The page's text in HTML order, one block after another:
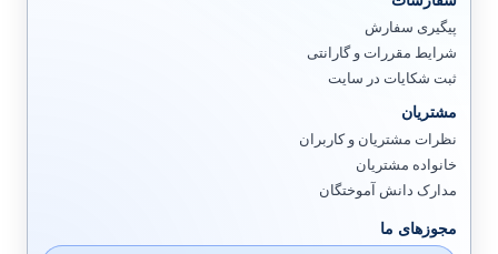
پیگیری سفارش
شرایط مقررات و گارانتی
ثبت شکایات در سایت
مشتریان
نظرات مشتریان و کاربران
خانواده مشتریان
مدارک دانش آموختگان
مجوزهای ما